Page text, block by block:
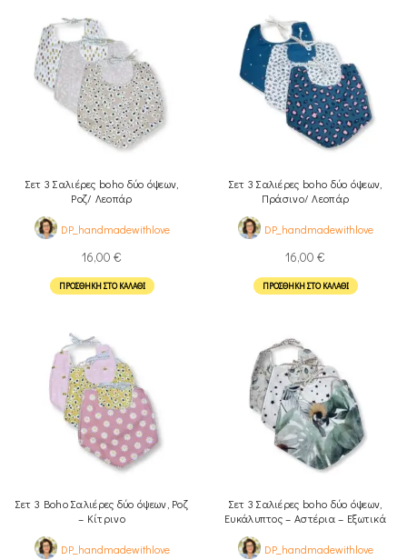
Σετ 3 Σαλιέρες boho δύο όψεων,
Ροζ/ Λεοπάρ
DP_handmadewithlove
16,00 €
ΠΡΟΣΘΉΚΗ ΣΤΟ ΚΑΛΆΘΙ
Σετ 3 Σαλιέρες boho δύο όψεων,
Πράσινο/ Λεοπάρ
DP_handmadewithlove
16,00 €
ΠΡΟΣΘΉΚΗ ΣΤΟ ΚΑΛΆΘΙ
Σετ 3 Boho Σαλιέρες δύο όψεων, Ροζ
– Κίτρινο
DP_handmadewithlove
Σετ 3 Σαλιέρες boho δύο όψεων,
Ευκάλυπτος – Αστέρια – Εξωτικά
DP_handmadewithlove